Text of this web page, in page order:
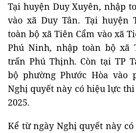
Tại huyện Duy Xuyên, nhập
vào xã Duy Tân. Tại huyện
toàn bộ xã Tiên Cẩm vào xã
Phú Ninh, nhập toàn bộ xã
trấn Phú Thịnh. Còn tại TP
bộ phường Phước Hòa vào
Nghị quyết này có hiệu lực
2025.
Kể từ ngày Nghị quyết này